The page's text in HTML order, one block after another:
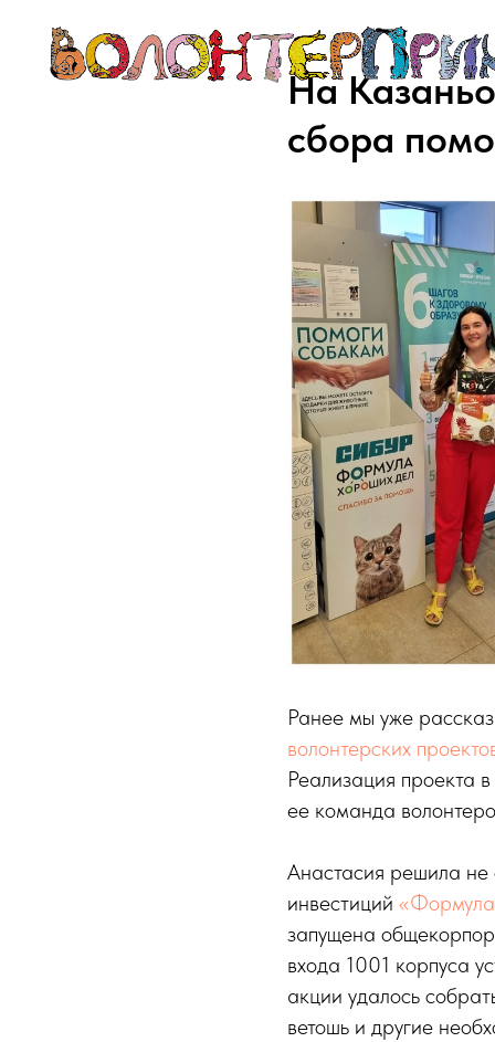
На
сбора
Ранее мы уже
волонтерских
Реализация проекта
ее команда
Анастасия решила не
инвестиций
запущена
входа 1001 корпуса
акции удалось
ветошь и другие